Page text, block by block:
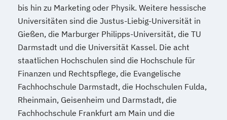
bis hin zu Marketing oder Physik. Weitere hessische
Universitäten sind die Justus-Liebig-Universität in
Gießen, die Marburger Philipps-Universität, die TU
Darmstadt und die Universität Kassel. Die acht
staatlichen Hochschulen sind die Hochschule für
Finanzen und Rechtspflege, die Evangelische
Fachhochschule Darmstadt, die Hochschulen Fulda,
Rheinmain, Geisenheim und Darmstadt, die
Fachhochschule Frankfurt am Main und die